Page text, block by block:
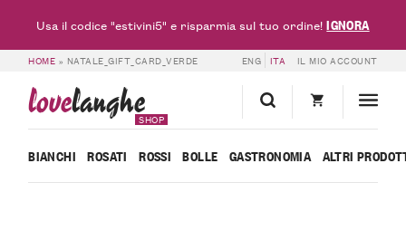
HOME » NATALE_GIFT_CARD_VERDE ENG ITA IL MIO ACCOUNT
lovelanghe
SHOP
BIANCHI ROSATI ROSSI BOLLE GASTRONOMIA ALTRI
Usa il codice "estivini5" e risparmia sul tuo ordine!IGNORA